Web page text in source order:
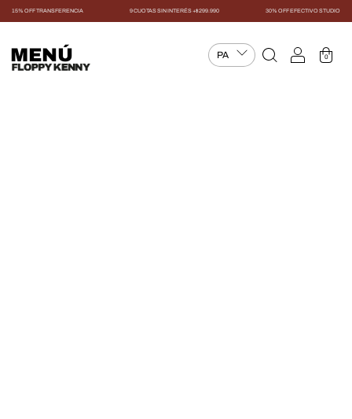
15% OFF TRANSFERENCIA 9 CUOTAS SIN INTERÉS +$299.990 30% OFF EFECTIVO STUDIO
MENÚ 0